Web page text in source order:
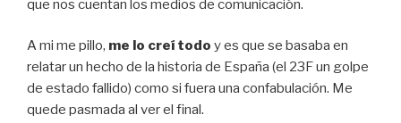
que nos cuentan los medios de comunicación.
A mi me pillo, me lo creí todo y es que se basaba en
relatar un hecho de la historia de España (el 23F un golpe
de estado fallido) como si fuera una confabulación. Me
quede pasmada al ver el final.